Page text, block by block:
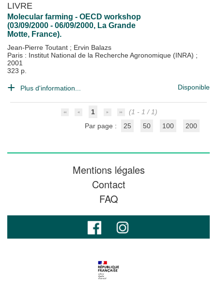
LIVRE
Molecular farming - OECD workshop
(03/09/2000 - 06/09/2000, La Grande
Motte, France).
Jean-Pierre Toutant ; Ervin Balazs
Paris : Institut National de la Recherche Agronomique (INRA) ;
2001
323 p.
Plus d'information... Disponible
1
(1 - 1 / 1)
Par page :
25 50 100 200
Mentions légales
Contact
FAQ